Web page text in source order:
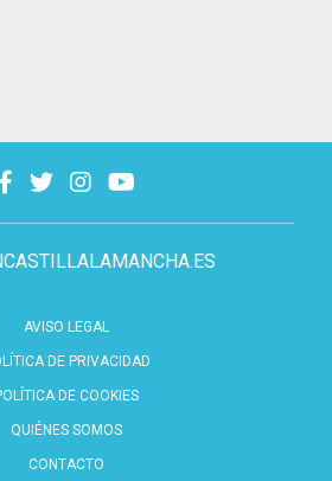
AVISO LEGAL
DE PRIVACIDAD
DE COOKIES
QUIÉNES SOMOS
CONTACTO